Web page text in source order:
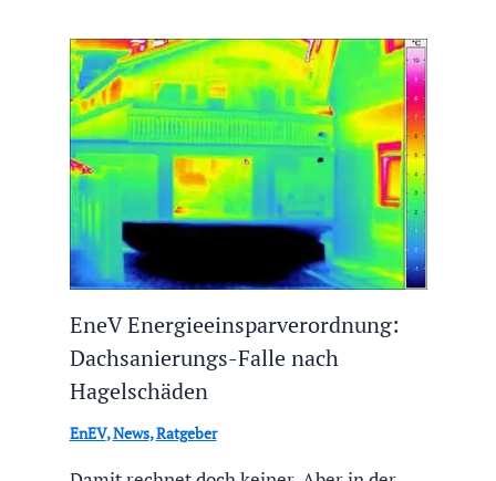
EneV Energieeinsparverordnung:
Dachsanierungs-Falle nach
Hagelschäden
EnEV,News,Ratgeber